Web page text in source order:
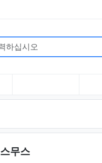
검색어 필수
스무스요약정보 및 구매